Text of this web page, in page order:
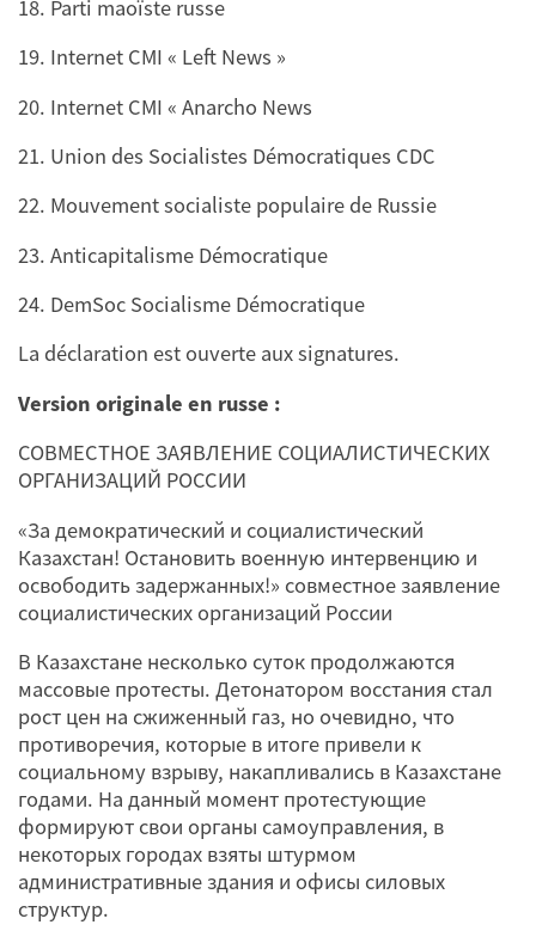
18. Parti maoïste russe
19. Internet CMI « Left News »
20. Internet CMI « Anarcho News
21. Union des Socialistes Démocratiques CDC
22. Mouvement socialiste populaire de Russie
23. Anticapitalisme Démocratique
24. DemSoc Socialisme Démocratique
La déclaration est ouverte aux signatures.
Version originale en russe :
СОВМЕСТНОЕ ЗАЯВЛЕНИЕ СОЦИАЛИСТИЧЕСКИХ
ОРГАНИЗАЦИЙ РОССИИ
«За демократический и социалистический
Казахстан! Остановить военную интервенцию и
освободить задержанных!» совместное заявление
социалистических организаций России
В Казахстане несколько суток продолжаются
массовые протесты. Детонатором восстания стал
рост цен на сжиженный газ, но очевидно, что
противоречия, которые в итоге привели к
социальному взрыву, накапливались в Казахстане
годами. На данный момент протестующие
формируют свои органы самоуправления, в
некоторых городах взяты штурмом
административные здания и офисы силовых
структур.